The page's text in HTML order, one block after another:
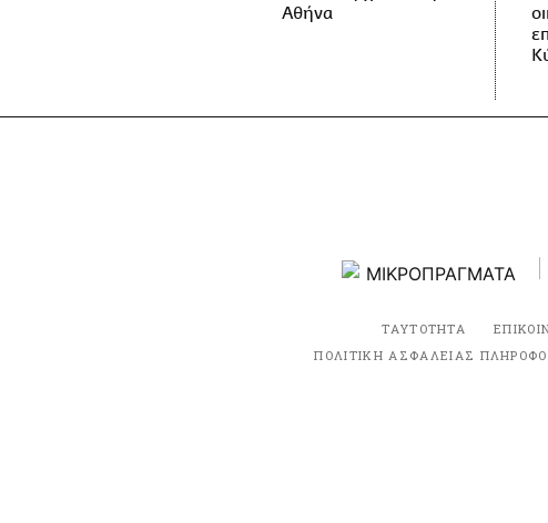
Αθήνα
ΤΑΥΤΟΤΗΤΑ
ΠΟΛΙΤΙΚΗ ΑΣΦΑΛΕΙΑΣ